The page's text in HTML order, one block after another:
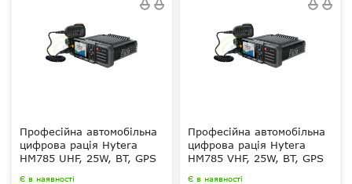
Moto 256 bit, ARC
Moto 256 bit, ARC
Професійна автомобільна
цифрова рація Hytera
HM785 UHF, 25W, BT, GPS
Є в наявності
Професійна автомобільна
цифрова рація Hytera
HM785 VHF, 25W, BT, GPS
Є в наявності